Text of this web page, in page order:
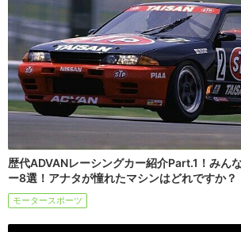
歴代ADVANレーシングカー紹介Part.1！みん
ー8選！アナタが憧れたマシンはどれですか？
モータースポーツ